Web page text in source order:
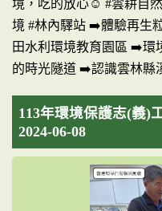
境，吃的放心☺️ #雲耕自
境 #林內驛站 ➡️體驗再生
田水利環境教育園區 ➡️環
的時光隧道 ➡️認識雲林縣
113年環境保護志(義)
2024-06-08